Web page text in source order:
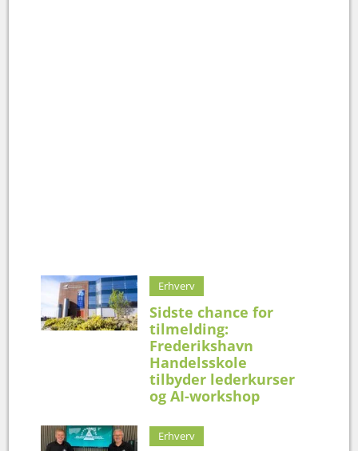
Erhverv
Sidste chance for
tilmelding:
Frederikshavn
Handelsskole
tilbyder lederkurser
og AI-workshop
Erhverv